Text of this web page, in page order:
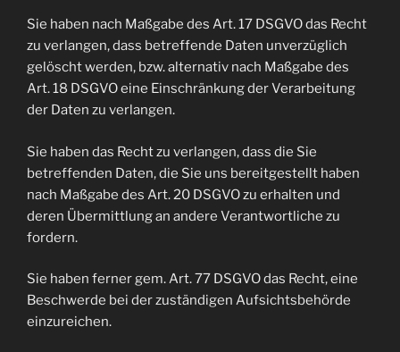
Sie haben nach Maßgabe des Art. 17 DSGVO das Recht
zu verlangen, dass betreffende Daten unverzüglich
gelöscht werden, bzw. alternativ nach Maßgabe des
Art. 18 DSGVO eine Einschränkung der Verarbeitung
der Daten zu verlangen.
Sie haben das Recht zu verlangen, dass die Sie
betreffenden Daten, die Sie uns bereitgestellt haben
nach Maßgabe des Art. 20 DSGVO zu erhalten und
deren Übermittlung an andere Verantwortliche zu
fordern.
Sie haben ferner gem. Art. 77 DSGVO das Recht, eine
Beschwerde bei der zuständigen Aufsichtsbehörde
einzureichen.